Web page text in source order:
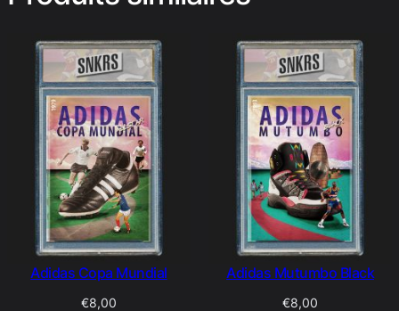
Adidas Copa Mundial
€8,00
Adidas Mutumbo Black
€8,00